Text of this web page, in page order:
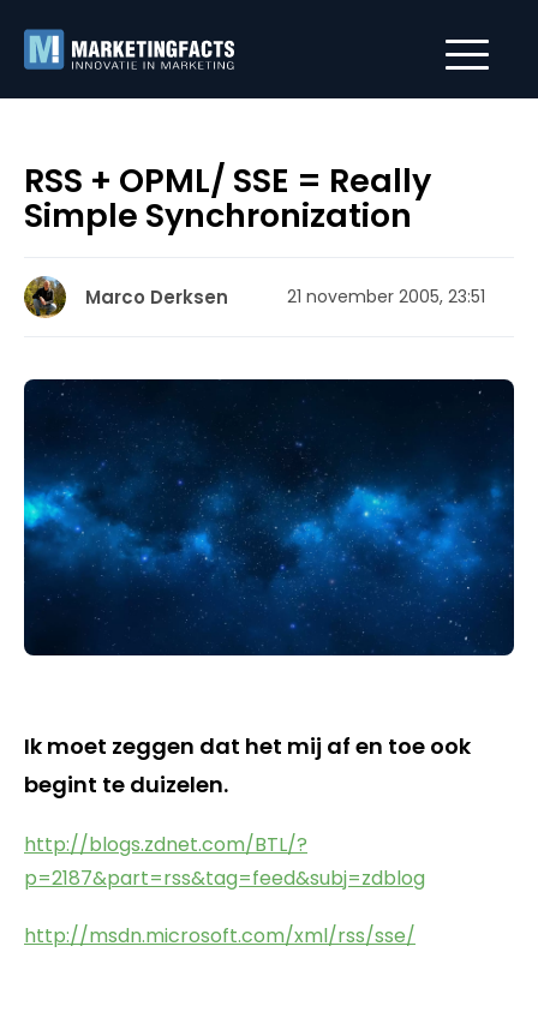
RSS + OPML/ SSE = Really
Simple Synchronization
Marco Derksen 21 november 2005, 23:51
Ik moet zeggen dat het mij af en toe ook
begint te duizelen.
http://blogs.zdnet.com/BTL/?
p=2187&part=rss&tag=feed&subj=zdblog
http://msdn.microsoft.com/xml/rss/sse/